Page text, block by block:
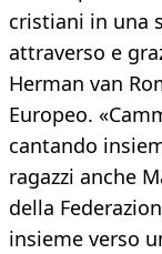
cristiani in una
attraverso e
Herman van
Europeo.
cantando
ragazzi anche
della
insieme verso